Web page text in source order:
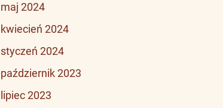
maj 2024
kwiecień 2024
styczeń 2024
październik 2023
lipiec 2023